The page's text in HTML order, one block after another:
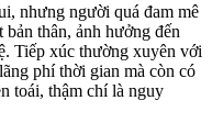
nhưng người quá đam mê
thân, ảnh hưởng đến
Tiếp xúc thường xuyên với
phí thời gian mà còn có
toái, thậm chí là nguy